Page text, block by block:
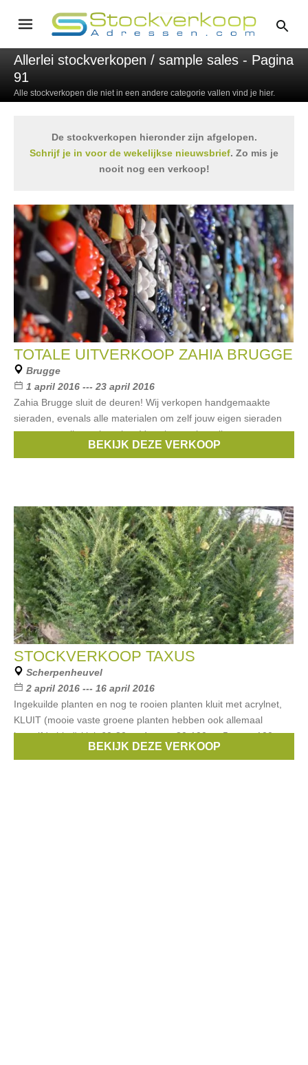
Allerlei stockverkopen / sample sales - Pagina
91
Alle stockverkopen die niet in een andere categorie vallen vind je hier.
De stockverkopen hieronder zijn afgelopen.
Schrijf je in voor de wekelijkse nieuwsbrief. Zo mis je
nooit nog een verkoop!
TOTALE UITVERKOOP ZAHIA BRUGGE
Brugge
1 april 2016 --- 23 april 2016
Zahia Brugge sluit de deuren! Wij verkopen handgemaakte
sieraden, evenals alle materialen om zelf jouw eigen sieraden
samen te stellen: mineralen, Venetiaans glas, zilver,
zoetwaterparels... KortingenBEKIJK DEZE VERKOOP
STOCKVERKOOP TAXUS
Scherpenheuvel
2 april 2016 --- 16 april 2016
Ingekuilde planten en nog te rooien planten kluit met acrylnet,
KLUIT (mooie vaste groene planten hebben ook allemaal
hetzelfde blad) kluit 60-80cm 4 euro, 80-100cm 5 euro, 100-
120cm 6 euro. 120-140cmBEKIJK DEZE VERKOOP